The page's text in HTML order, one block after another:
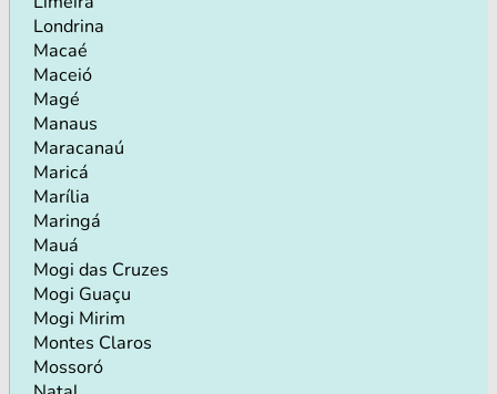
Londrina
Macaé
Maceió
Magé
Manaus
Maracanaú
Maricá
Marília
Maringá
Mauá
Mogi das Cruzes
Mogi Guaçu
Mogi Mirim
Montes Claros
Mossoró